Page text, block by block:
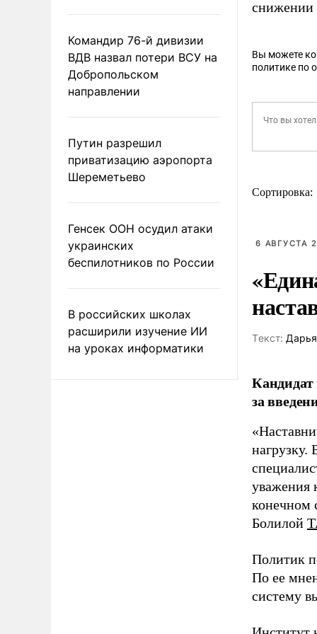
Командир 76-й дивизии
ВДВ назвал потери ВСУ на
Добропольском
направлении
Путин разрешил
приватизацию аэропорта
Шереметьево
Генсек ООН осудил атаки
украинских
беспилотников по России
В российских школах
расширили изучение ИИ
на уроках информатики
Вы можете
политике по
Сортировка:
6 АВГУСТА
Tекст:
за
нагрузку.
уважения
конечном
Болилой
Политик
По ее
систему